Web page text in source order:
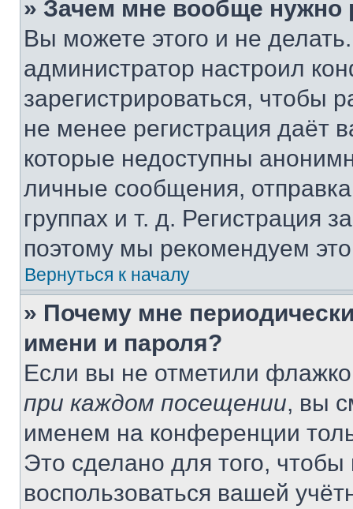
» Зачем мне вообще нужно
Вы можете этого и не
администратор настроил
зарегистрироваться, чтобы
не менее регистрация даёт
которые недоступны
личные сообщения,
группах и т. д. Регистрация
поэтому мы рекомендуем
Вернуться к началу
» Почему мне
имени и пароля?
Если вы не отметили
при каждом посещении, вы
именем на конференции
Это сделано для того, чтобы
воспользоваться вашей